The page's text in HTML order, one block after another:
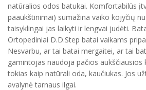
natūralios odos batukai. Komfortabilūs
paaukštinimai) sumažina vaiko kojyčių
taisyklingai jas laikyti ir lengvai judėti.
Ortopediniai D.D.Step batai vaikams
Nesvarbu, ar tai batai mergaitei, ar tai
gamintojas naudoja pačios aukščiausios
tokias kaip natūrali oda, kaučiukas. Jos
avalynė tarnaus ilgai.